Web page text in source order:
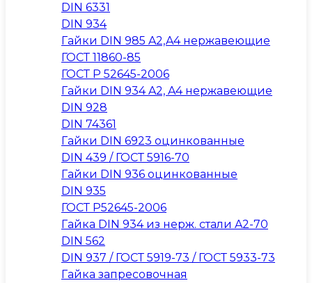
DIN 6331
DIN 934
Гайки DIN 985 A2,A4 нержавеющие
ГОСТ 11860-85
ГОСТ Р 52645-2006
Гайки DIN 934 A2, A4 нержавеющие
DIN 928
DIN 74361
Гайки DIN 6923 оцинкованные
DIN 439 / ГОСТ 5916-70
Гайки DIN 936 оцинкованные
DIN 935
ГОСТ Р52645-2006
Гайка DIN 934 из нерж. стали A2-70
DIN 562
DIN 937 / ГОСТ 5919-73 / ГОСТ 5933-73
Гайка запресовочная